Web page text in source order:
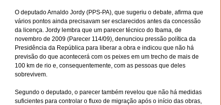
O deputado Arnaldo Jordy (PPS-PA), que sugeriu o debate, afirma que
vários pontos ainda precisavam ser esclarecidos antes da concessão
da licença. Jordy lembra que um parecer técnico do Ibama, de
novembro de 2009 (Parecer 114/09), denunciou pressão política da
Presidência da República para liberar a obra e indicou que não há
previsão do que acontecerá com os peixes em um trecho de mais de
100 km de rio e, consequentemente, com as pessoas que deles
sobrevivem.
Segundo o deputado, o parecer também revelou que não há medidas
suficientes para controlar o fluxo de migração após o início das obras,